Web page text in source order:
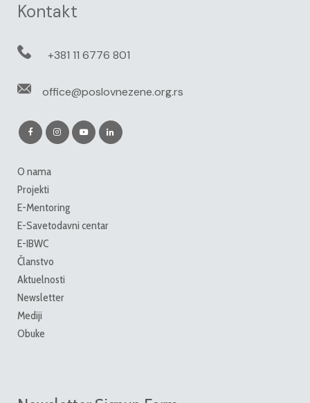
Kontakt
+381 11 6776 801
office@poslovnezene.org.rs
O nama
Projekti
E-Mentoring
E-Savetodavni centar
E-IBWC
Članstvo
Aktuelnosti
Newsletter
Mediji
Obuke